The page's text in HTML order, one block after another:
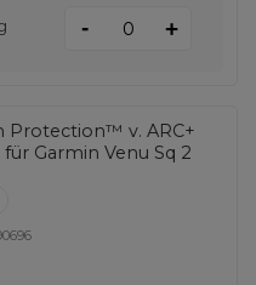
- +
Protection™ v. ARC+
Garmin Venu Sq 2